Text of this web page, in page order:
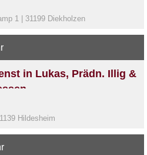
1 | 31199 Diekholzen
in Lukas, Prädn. Illig &
Hildesheim